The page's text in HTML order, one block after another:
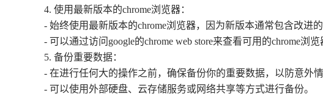
4. 使用最新版本的chrome浏览器：
- 始终使用最新版本的chrome浏览器，因为新版本通常包含改进的
- 可以通过访问google的chrome web store来查看可用的chrome浏览
5. 备份重要数据：
- 在进行任何大的操作之前，确保备份你的重要数据，以防意外
- 可以使用外部硬盘、云存储服务或网络共享等方式进行备份。